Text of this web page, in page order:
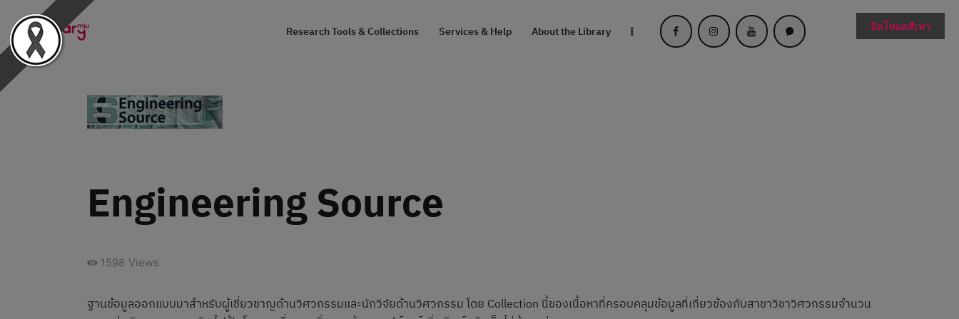
Research Tools & Collections Services & Help About the Library
RESEARCH TOOLS
สายตรงผู้อำนวยการ
Engineering Source
1598 Views
ฐานข้อมูลออกแบบมาสำหรับผู้เชี่ยวชาญด้านวิศวกรรมและนักวิจัยด้านวิศวกรรม โดย Collection นี้ของเนื้อหาที่ครอบคลุมข้อมูลที่เกี่ยวข้องกับสาขาวิชาวิศวกรรมจำนวน
ปิดโหมดสีเทา